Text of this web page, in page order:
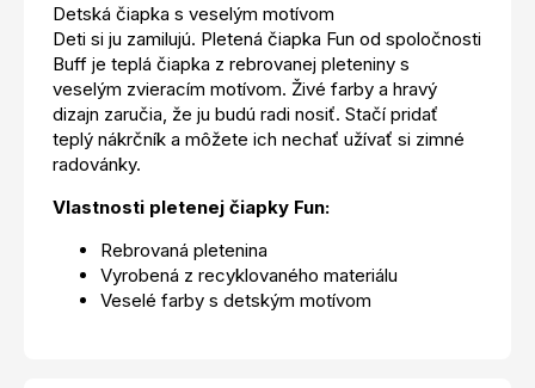
Detská čiapka s veselým motívom
Deti si ju zamilujú. Pletená čiapka Fun od spoločnosti
Buff je teplá čiapka z rebrovanej pleteniny s
veselým zvieracím motívom. Živé farby a hravý
dizajn zaručia, že ju budú radi nosiť. Stačí pridať
teplý nákrčník a môžete ich nechať užívať si zimné
radovánky.
Vlastnosti pletenej čiapky Fun:
Rebrovaná pletenina
Vyrobená z recyklovaného materiálu
Veselé farby s detským motívom